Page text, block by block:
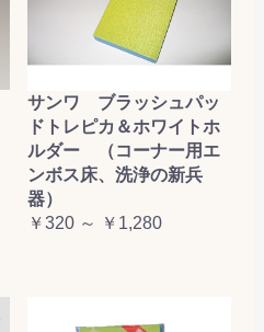
サンワ ブラッシュパッ
ドトレピカ＆ホワイトホ
ルダー （コーナー用エ
ンボス床、洗浄の新兵
器）
￥320 ～ ￥1,280